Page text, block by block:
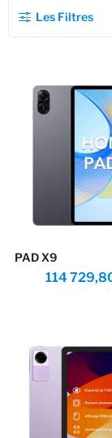
Les Filtres
PAD X9
114